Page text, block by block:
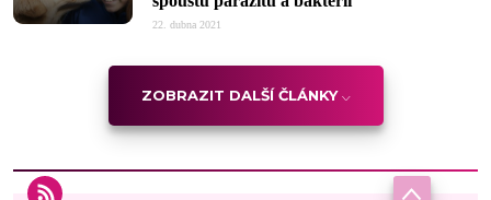
22. dubna 2021
ZOBRAZIT DALŠÍ ČLÁNKY